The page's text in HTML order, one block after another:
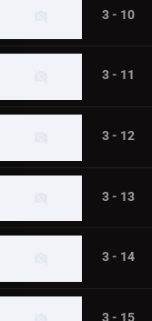
3 - 10
3 - 11
3 - 12
3 - 13
3 - 14
3 - 15